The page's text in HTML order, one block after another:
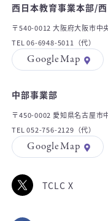
西日本教育事業本部/
〒540-0012 大阪府大阪市中
TEL 06-6948-5011（代）
GoogleMap
中部事業部
〒450-0002 愛知県名古屋市
TEL 052-756-2129（代）
GoogleMap
TCLC X